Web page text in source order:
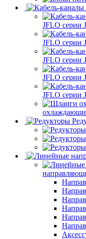
JFLO серии
JFLO серии
JFLO серии
JFLO серии
JFLO серии J